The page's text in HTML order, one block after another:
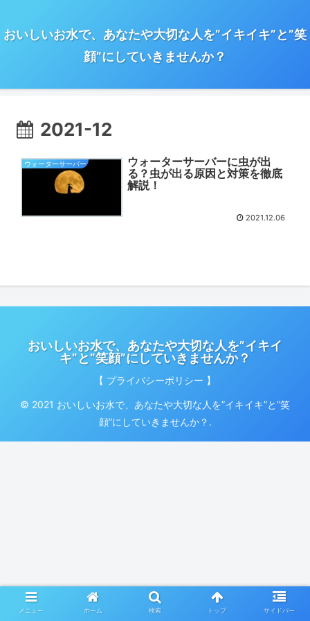
おいしいお水で、あなたや大切な人を”イキイキ”と”笑
顔”にしていきませんか？
2021-12
ウォーターサーバー
ウォーターサーバーに虫が出
る？虫が出る原因と対策を徹底
解説！
2021.12.06
おいしいお水で、あなたや大切な人を”イキイ
キ”と”笑顔”にしていきませんか？
【 プライバシーポリシー 】
© 2021 おいしいお水で、あなたや大切な人を”イキイキ”と”笑
顔”にしていきませんか？.
メニュー ホーム 検索 トップ サイドバー